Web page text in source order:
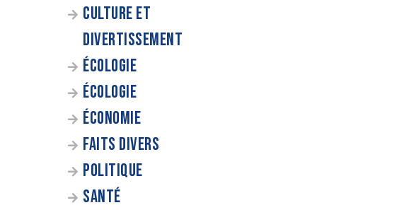
CULTURE ET
DIVERTISSEMENT
ÉCOLOGIE
ÉCOLOGIE
ÉCONOMIE
FAITS DIVERS
POLITIQUE
SANTÉ